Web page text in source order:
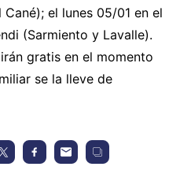
el lunes 05/01 en el
(Sarmiento y Lavalle).
gratis en el momento
se la lleve de